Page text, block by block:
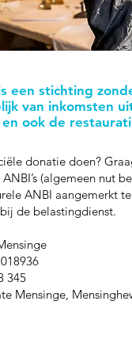
een stichting
van inkomsten
ook de
donatie doen?
(algemeen
ANBI aangemerkt
de belastingdienst.
345
Mensinge,